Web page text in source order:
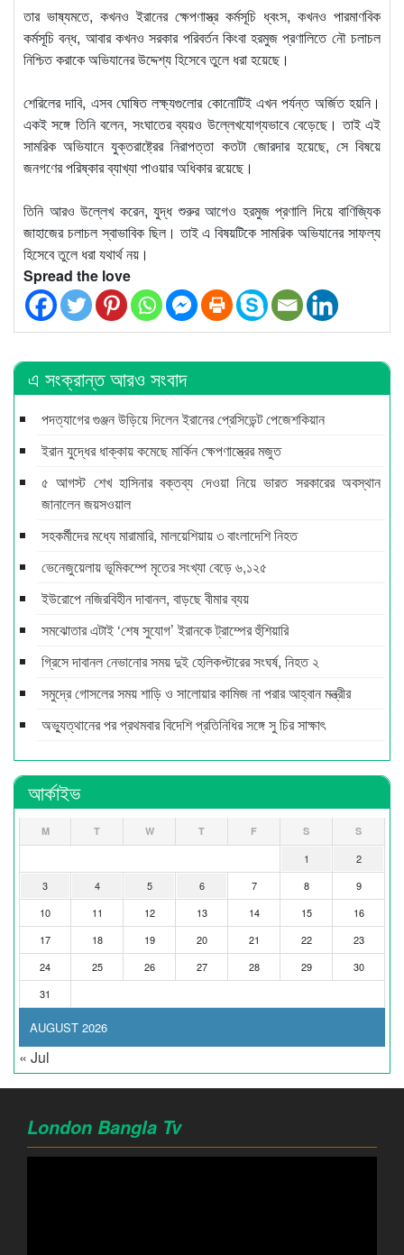
তার ভাষ্যমতে, কখনও ইরানের ক্ষেপণাস্ত্র কর্মসূচি ধ্বংস, কখনও পারমাণবিক
কর্মসূচি বন্ধ, আবার কখনও সরকার পরিবর্তন কিংবা হরমুজ প্রণালিতে নৌ চলাচল
নিশ্চিত করাকে অভিযানের উদ্দেশ্য হিসেবে তুলে ধরা হয়েছে।
শেরিলের দাবি, এসব ঘোষিত লক্ষ্যগুলোর কোনোটিই এখন পর্যন্ত অর্জিত হয়নি।
একই সঙ্গে তিনি বলেন, সংঘাতের ব্যয়ও উল্লেখযোগ্যভাবে বেড়েছে। তাই এই
সামরিক অভিযানে যুক্তরাষ্ট্রের নিরাপত্তা কতটা জোরদার হয়েছে, সে বিষয়ে
জনগণের পরিষ্কার ব্যাখ্যা পাওয়ার অধিকার রয়েছে।
তিনি আরও উল্লেখ করেন, যুদ্ধ শুরুর আগেও হরমুজ প্রণালি দিয়ে বাণিজ্যিক
জাহাজের চলাচল স্বাভাবিক ছিল। তাই এ বিষয়টিকে সামরিক অভিযানের সাফল্য
হিসেবে তুলে ধরা যথার্থ নয়।
Spread the love
এ সংক্রান্ত আরও সংবাদ
পদত্যাগের গুঞ্জন উড়িয়ে দিলেন ইরানের প্রেসিডেন্ট পেজেশকিয়ান
ইরান যুদ্ধের ধাক্কায় কমেছে মার্কিন ক্ষেপণাস্ত্রের মজুত
৫ আগস্ট শেখ হাসিনার বক্তব্য দেওয়া নিয়ে ভারত সরকারের অবস্থান
জানালেন জয়সওয়াল
সহকর্মীদের মধ্যে মারামারি, মালয়েশিয়ায় ৩ বাংলাদেশি নিহত
ভেনেজুয়েলায় ভূমিকম্পে মৃতের সংখ্যা বেড়ে ৬,১২৫
ইউরোপে নজিরবিহীন দাবানল, বাড়ছে বীমার ব্যয়
সমঝোতার এটাই ‘শেষ সুযোগ’ ইরানকে ট্রাম্পের হুঁশিয়ারি
গ্রিসে দাবানল নেভানোর সময় দুই হেলিকপ্টারের সংঘর্ষ, নিহত ২
সমুদ্রে গোসলের সময় শাড়ি ও সালোয়ার কামিজ না পরার আহ্বান মন্ত্রীর
অভ্যুত্থানের পর প্রথমবার বিদেশি প্রতিনিধির সঙ্গে সু চির সাক্ষাৎ
আর্কাইভ
AUGUST 2026
M T W T F S S
1
2
3
4 5 6 7 8
9
10
11 12 13 14 15
16
17
18 19 20 21 22
23
24
25 26 27 28 29
30
31
« Jul
London Bangla Tv